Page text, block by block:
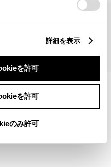
詳細を表示
を許可
を許可
のみ許可
的勢力に対する基本方針企業情報
ALL RIGHTS RESERVED.